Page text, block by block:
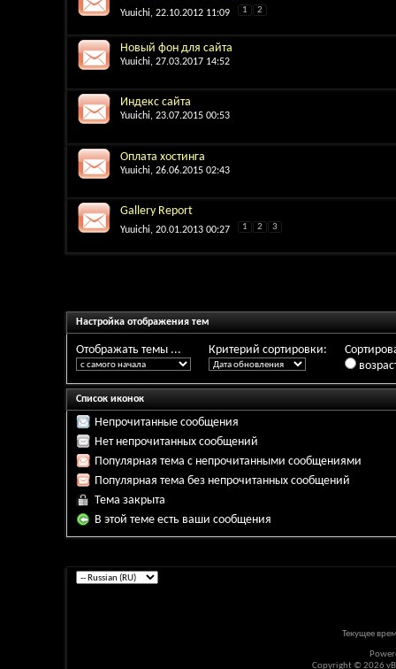
Yuuichi, 22.10.2012 11:09 1 2
Новый фон для сайта
Yuuichi, 27.03.2017 14:52
Индекс сайта
Yuuichi, 23.07.2015 00:53
Оплата хостинга
Yuuichi, 26.06.2015 02:43
Gallery Report
Yuuichi, 20.01.2013 00:27 1 2 3
Настройка отображения тем
Отображать темы ... Критерий сортировки:
Список иконок
Непрочитанные сообщения
Нет непрочитанных сообщений
Популярная тема с непрочитанными сообщениями
Популярная тема без непрочитанных сообщений
Тема закрыта
В этой теме есть ваши сообщения
Текущее
Copyright © 2026